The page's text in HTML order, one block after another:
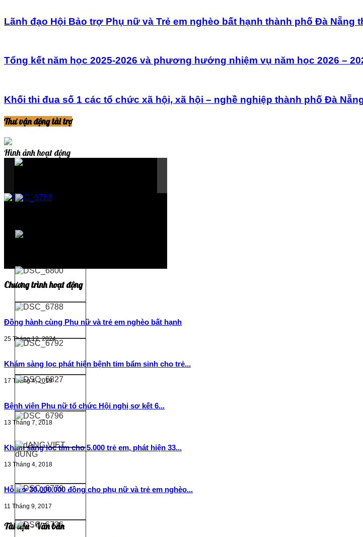
Lãnh đạo Hội Bảo trợ Phụ nữ và Trẻ em nghèo bất hạnh thành phố Đà Nẵng
Tổng kết năm học 2025-2026 và phương hướng nhiệm vụ năm học 2026 –
Khối thi đua số 1 các tổ chức xã hội, xã hội – nghề nghiệp thành phố Đà
Thư vận động tài trợ
Hình ảnh hoạt động
Chương trình hoạt động
Đồng hành cùng Phụ nữ và trẻ em nghèo bất hạnh
25 Tháng 12, 2024
Khám sàng lọc phát hiện bệnh tim bẩm sinh cho trẻ...
17 Tháng 4, 2019
Bệnh viện Phụ nữ tổ chức Hội nghị sơ kết 6...
13 Tháng 7, 2018
Khám sàng lọc tim cho 5.000 trẻ em, phát hiện 33...
13 Tháng 4, 2018
Hỗ trợ 30.000.000 đồng cho phụ nữ và trẻ em nghèo...
11 Tháng 9, 2017
Tài liệu - Văn bản